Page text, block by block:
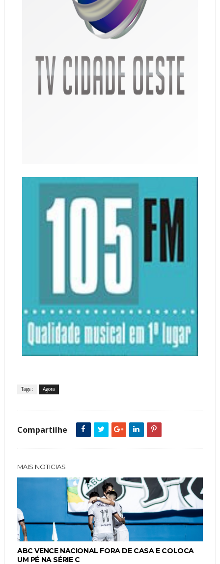
Tags : Agora
Compartilhe
MAIS NOTÍCIAS
ABC VENCE NACIONAL FORA DE CASA E COLOCA
UM PÉ NA SÉRIE C